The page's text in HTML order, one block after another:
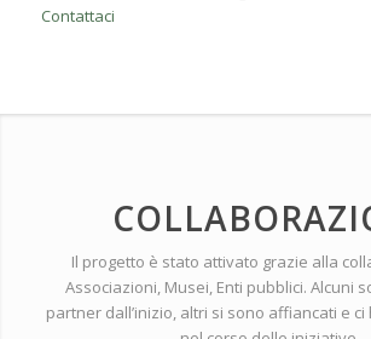
Contattaci
Il progetto è stato attivato grazie alla
Associazioni, Musei, Enti pubblici. Alcuni
partner dall’inizio, altri si sono affiancati e